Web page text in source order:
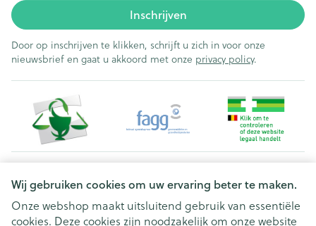
Wij gebruiken cookies om uw ervaring beter te maken.
Onze webshop maakt uitsluitend gebruik van essentiële
cookies. Deze cookies zijn noodzakelijk om onze website
Inschrijven
Door op inschrijven te klikken, schrijft u zich in voor onze
nieuwsbrief en gaat u akkoord met onze privacy policy.
Juridische links